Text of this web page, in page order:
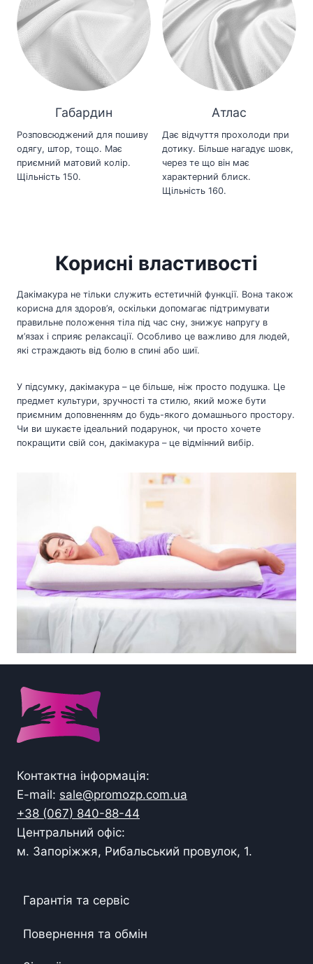
Габардин
Розповсюджений для пошиву
одягу, штор, тощо. Має
приємний матовий колір.
Щільність 150.
Атлас
Дає відчуття прохолоди при
дотику. Більше нагадує шовк,
через те що він має
характерний блиск.
Щільність 160.
Корисні властивості
Дакімакура не тільки служить естетичній функції. Вона також
корисна для здоров’я, оскільки допомагає підтримувати
правильне положення тіла під час сну, знижує напругу в
м’язах і сприяє релаксації. Особливо це важливо для людей,
які страждають від болю в спині або шиї.
У підсумку, дакімакура – це більше, ніж просто подушка. Це
предмет культури, зручності та стилю, який може бути
приємним доповненням до будь-якого домашнього простору.
Чи ви шукаєте ідеальний подарунок, чи просто хочете
покращити свій сон, дакімакура – це відмінний вибір.
Контактна інформація:
E-mail: sale@promozp.com.ua
+38 (067) 840-88-44
Центральний офіс:
м. Запоріжжя, Рибальський провулок, 1.
Гарантія та сервіс
Повернення та обмін